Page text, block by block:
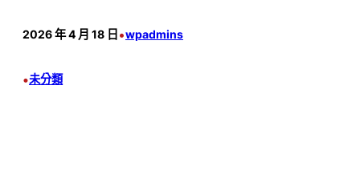
2026 年 4 月 18 日 •wpadmins
•未分類